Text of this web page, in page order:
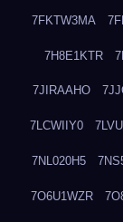
7FKTW3MA
7H8E1KTR
7JIRAAHO
7LCWIIY0
7NL020H5
7O6U1WZR